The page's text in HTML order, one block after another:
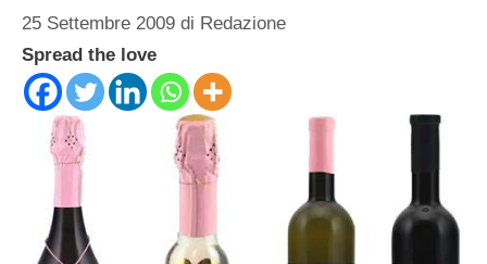
25 Settembre 2009 di Redazione
Spread the love